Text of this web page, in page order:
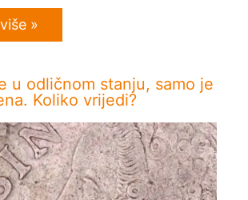
»
u odličnom stanju, samo je
Koliko vrijedi?